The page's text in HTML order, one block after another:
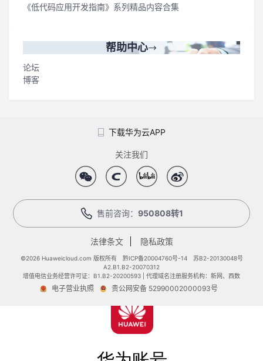
《低代码应用开发指南》系列精品内容合集
帮助中心
论坛
博客
下载华为云APP
关注我们
售前咨询： 950808转1
法律条文 隐私政策
©2026 Huaweicloud.com 版权所有 黔ICP备20004760号-14
苏B2-20130048号
A2.B1.B2-20070312
增值电信业务经营许可证：B1.B2-20200593 | 代理域名注册服务机构：新网、西数
电子营业执照 贵公网安备 52990002000093号